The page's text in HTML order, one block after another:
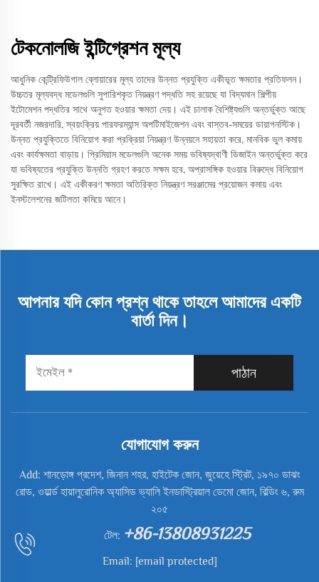
টেকনোলজি ইন্টিগ্রেশন মূল্য
আধুনিক কেন্ট্রিফিউগাল ব্লোয়ারের মূল্য তাদের উন্নত প্রযুক্তি একীভূত ক্ষমতার প্রতিফলন।
উচ্চতর মূল্যবদ্ধ মডেলগুলি সুপারিশকৃত নিয়ন্ত্রণ পদ্ধতি সহ রয়েছে যা বিদ্যমান শিল্পীয়
ইটোমেশন পদ্ধতির সাথে অনুগত হওয়ার ক্ষমতা দেয়। এই চালাক বৈশিষ্ট্যগুলি অন্তর্ভুক্ত আছে
দূরবর্তী নজরদারি, স্বয়ংক্রিয় পারফরম্যান্স অপটিমাইজেশন এবং বাস্তব-সময়ের ডায়াগনস্টিক।
উন্নত প্রযুক্তিতে বিনিয়োগ করা প্রক্রিয়া নিয়ন্ত্রণ উন্নয়নে সহায়তা করে, মানবিক ভুল কমায়
এবং কার্যক্ষমতা বাড়ায়। প্রিমিয়াম মডেলগুলি অনেক সময় ভবিষ্যদ্বাণী ডিজাইন অন্তর্ভুক্ত করে
যা ভবিষ্যতের প্রযুক্তি উন্নতি গ্রহণ করতে সক্ষম হবে, অপ্রাসঙ্গিক হওয়ার বিরুদ্ধে বিনিয়োগ
সুরক্ষিত রাখে। এই একীকরণ ক্ষমতা অতিরিক্ত নিয়ন্ত্রণ সরঞ্জামের প্রয়োজন কমায় এবং
ইনস্টলেশনের জটিলতা কমিয়ে আনে।
আপনার যদি কোন প্রশ্ন থাকে তাহলে আমাদের একটি
বার্তা দিন।
পাঠান
যোগাযোগ করুন
Add: শানড়োঙ্গ প্রদেশ, জিনান শহর, হাইটেক জোন, জুয়েহে স্ট্রিট, ১৯৭০ ডাঝং
রোড, ওয়ার্ল্ড হায়ালুরোনিক অ্যাসিড ভ্যালি ইনডাস্ট্রিয়াল ডেমো জোন, বিল্ডিং ৬, রুম
২০৫
টেল: +86-13808931225
Email: [email protected]